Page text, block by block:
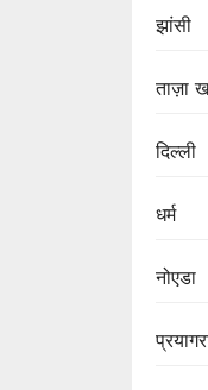
झांसी
ताज़ा
दिल्ली
धर्म
नोएडा